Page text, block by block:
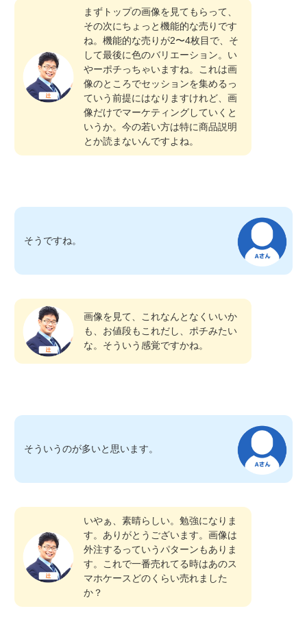
まずトップの画像を見てもらって、
その次にちょっと機能的な売りです
ね。機能的な売りが2〜4枚目で、そ
して最後に色のバリエーション。い
やーポチっちゃいますね。これは画
像のところでセッションを集めるっ
ていう前提にはなりますけれど、画
像だけでマーケティングしていくと
いうか。今の若い方は特に商品説明
とか読まないんですよね。
そうですね。
画像を見て、これなんとなくいいか
も、お値段もこれだし、ポチみたい
な。そういう感覚ですかね。
そういうのが多いと思います。
いやぁ、素晴らしい。勉強になりま
す。ありがとうございます。画像は
外注するっていうパターンもありま
す。これで一番売れてる時はあのス
マホケースどのくらい売れました
か？